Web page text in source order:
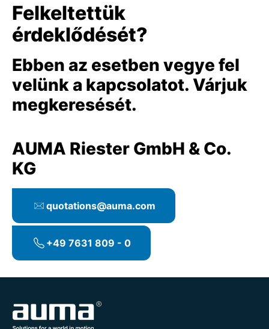
Felkeltettük
érdeklődését?
Ebben az esetben vegye fel
velünk a kapcsolatot. Várjuk
megkeresését.
AUMA Riester GmbH & Co.
KG
quotations@auma.com
+49 7631 809 - 0